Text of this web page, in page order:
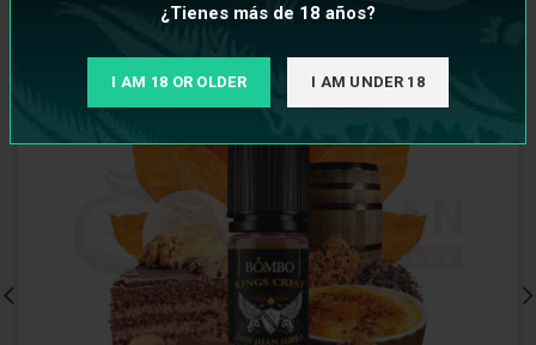
¿Tienes más de 18 años?
I AM 18 OR OLDER I AM UNDER 18